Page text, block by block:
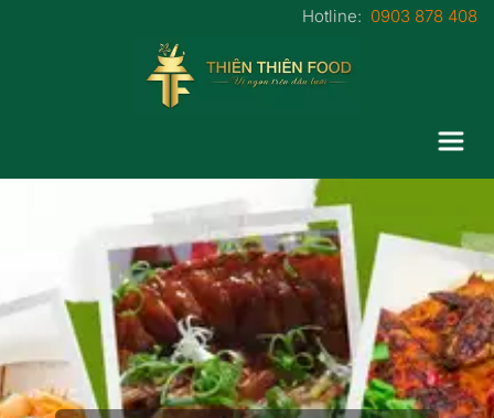
Hotline: 0903 878 408